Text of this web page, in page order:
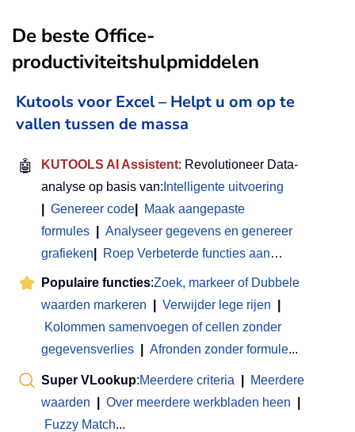
De beste Office-
productiviteitshulpmiddelen
Kutools voor Excel – Helpt u om op te
vallen tussen de massa
🤖 KUTOOLS AI Assistent: Revolutioneer Data-
analyse op basis van: Intelligente uitvoering
Genereer code
Maak aangepaste
formules
Analyseer gegevens en genereer
grafieken
Roep Verbeterde functies aan…
Populaire functies:Zoek, markeer of Dubbele
waarden markeren
Verwijder lege rijen
Kolommen samenvoegen of cellen zonder
gegevensverlies
Afronden zonder formule...
Super VLookup:Meerdere criteria
Meerdere
waarden
Over meerdere werkbladen heen
Fuzzy Match...